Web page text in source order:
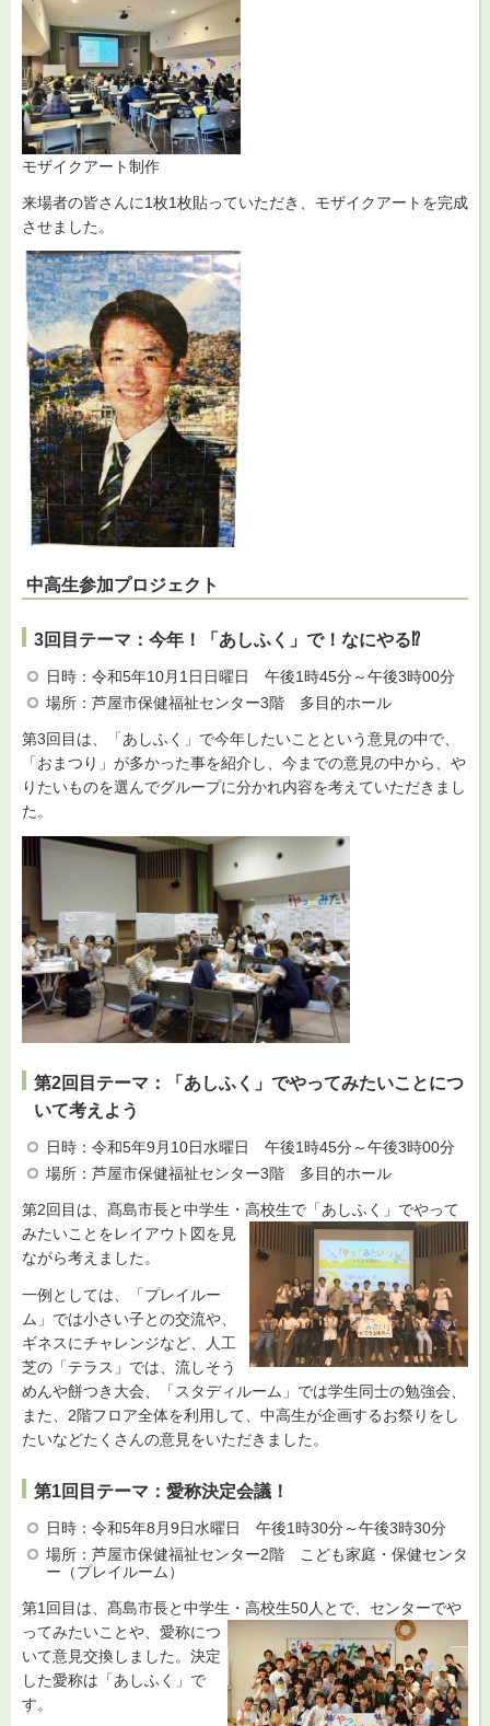
モザイクアート制作
来場者の皆さんに1枚1枚貼っていただき、モザイクアートを完成
させました。
中高生参加プロジェクト
3回目テーマ：今年！「あしふく」で！なにやる⁉
日時：令和5年10月1日日曜日 午後1時45分～午後3時00分
場所：芦屋市保健福祉センター3階 多目的ホール
第3回目は、「あしふく」で今年したいことという意見の中で、
「おまつり」が多かった事を紹介し、今までの意見の中から、や
りたいものを選んでグループに分かれ内容を考えていただきまし
た。
第2回目テーマ：「あしふく」でやってみたいことにつ
いて考えよう
日時：令和5年9月10日水曜日 午後1時45分～午後3時00分
場所：芦屋市保健福祉センター3階 多目的ホール
第2回目は、髙島市長と中学生・高校生で「あしふく」でやって
みたいことをレイアウト図を見
ながら考えました。
一例としては、「プレイルー
ム」では小さい子との交流や、
ギネスにチャレンジなど、人工
芝の「テラス」では、流しそう
めんや餅つき大会、「スタディルーム」では学生同士の勉強会、
また、2階フロア全体を利用して、中高生が企画するお祭りをし
たいなどたくさんの意見をいただきました。
第1回目テーマ：愛称決定会議！
日時：令和5年8月9日水曜日 午後1時30分～午後3時30分
場所：芦屋市保健福祉センター2階 こども家庭・保健センタ
ー（プレイルーム）
第1回目は、髙島市長と中学生・高校生50人とで、センターでや
ってみたいことや、愛称につ
いて意見交換しました。決定
した愛称は「あしふく」で
す。